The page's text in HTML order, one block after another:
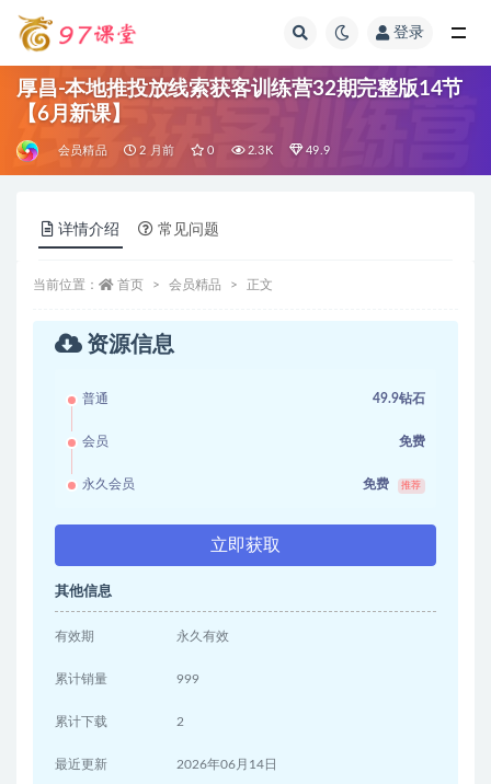
登录
厚昌-本地推投放线索获客训练营32期完整版14节
【6月新课】
会员精品 2 月前 0 2.3K 49.9
详情介绍 常见问题
当前位置： 首页 会员精品 正文
资源信息
普通 49.9钻石
会员 免费
永久会员 免费 推荐
立即获取
其他信息
有效期 永久有效
累计销量 999
累计下载 2
最近更新 2026年06月14日